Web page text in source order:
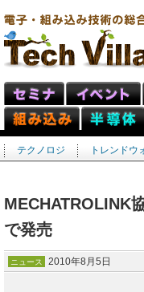
テクノロジ トレンドウ
MECHATROLINK
で発売
ニュース 2010年8月5日